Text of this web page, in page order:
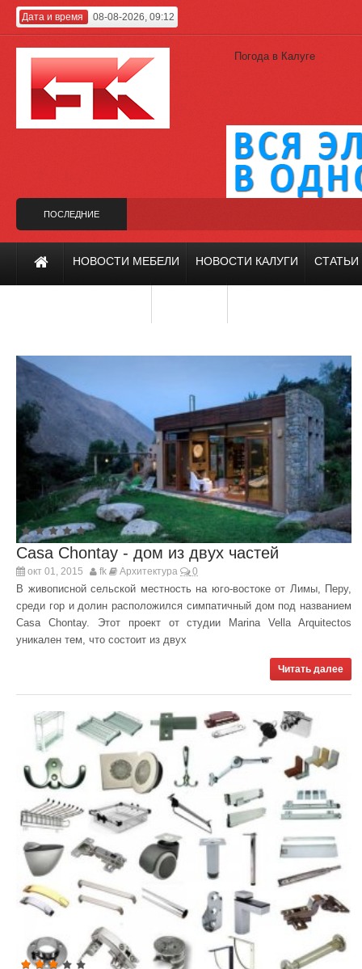
Дата и время 08-08-2026, 09:12
Погода в Калуге
ПОСЛЕДНИЕ
Калужский проект на фестивале «Зодчество-2019» Холодильник
НОВОСТИ МЕБЕЛИ НОВОСТИ КАЛУГИ
Casa Chontay - дом из двух частей
окт 01, 2015 fk Архитектура 0
В живописной сельской местность на юго-востоке от Лимы, Перу,
среди гор и долин расположился симпатичный дом под названием
Casa Chontay. Этот проект от студии Marina Vella Arquitectos
уникален тем, что состоит из двух
Читать далее